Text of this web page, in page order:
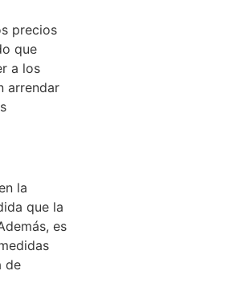
precios
que
a los
arrendar
la
que la
es
de